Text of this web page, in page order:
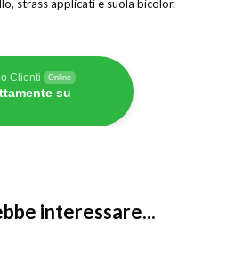
strass applicati e suola bicolor.
Clienti Online
su
interessare...